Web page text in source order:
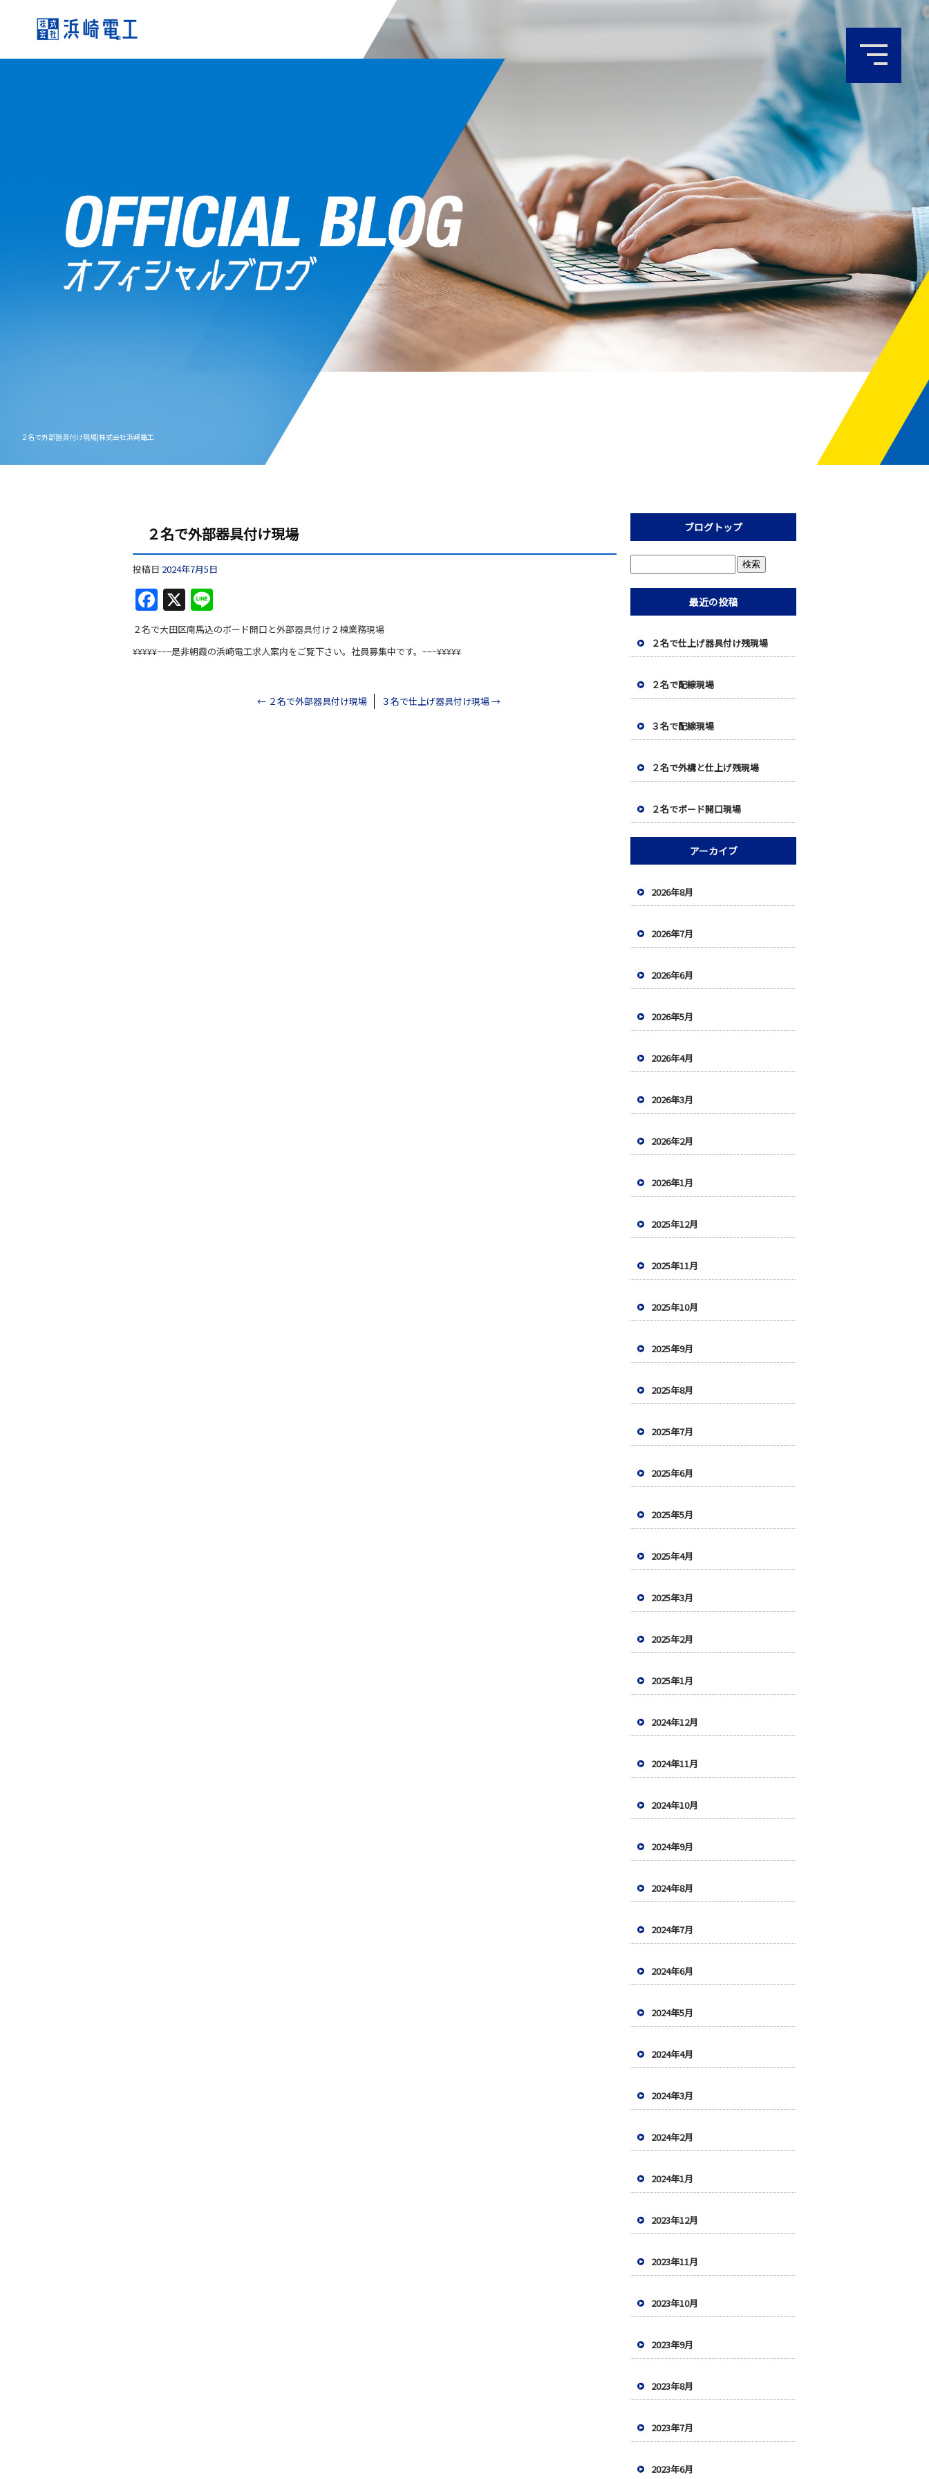
２名で外部器具付け現場|株式会社浜崎電工
２名で外部器具付け現場
投稿日 2024年7月5日
F
a
c
X
n
e
２名で大田区南馬込のボード開口と外部器具付け２棟業務現場
¥¥¥¥¥~~~是非朝霞の浜崎電工求人案内をご覧下さい。社員募集中です。~~~¥¥¥¥¥
← ２名で外部器具付け現場 ３名で仕上げ器具付け現場→
ブログトップ
最近の投稿
２名で仕上げ器具付け残現場
２名で配線現場
３名で配線現場
２名で外構と仕上げ残現場
２名でボード開口現場
アーカイブ
2026年8月
2026年7月
2026年6月
2026年5月
2026年4月
2026年3月
2026年2月
2026年1月
2025年12月
2025年11月
2025年10月
2025年9月
2025年8月
2025年7月
2025年6月
2025年5月
2025年4月
2025年3月
2025年2月
2025年1月
2024年12月
2024年11月
2024年10月
2024年9月
2024年8月
2024年7月
2024年6月
2024年5月
2024年4月
2024年3月
2024年2月
2024年1月
2023年12月
2023年11月
2023年10月
2023年9月
2023年8月
2023年7月
2023年6月